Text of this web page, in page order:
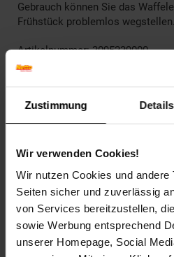
Zustimmung Details
Wir verwenden Cookies!
Wir nutzen Cookies und andere
Seiten sicher und zuverlässig
von Services bereitzustellen,
sowie Werbung entsprechend
unserer Homepage, Social
Gebrauch können Sie das
Frühstück problemlos wegstellen.
Artikelnummer: 3095239000
EAN: 8713016065469
Versandinformationen
Herstellerinformationen
Altgeräterücknahme